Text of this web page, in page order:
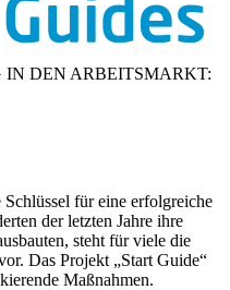
DEN ARBEITSMARKT:
für eine erfolgreiche
der letzten Jahre ihre
steht für viele die
Das Projekt „Start Guide“
Maßnahmen.